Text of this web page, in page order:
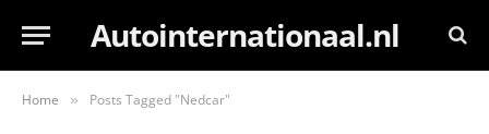
Autointernationaal.nl
Home » Posts Tagged "Nedcar"